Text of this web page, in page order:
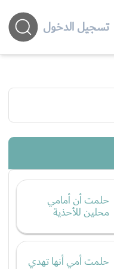
تسجيل الدخول
حلمت أن أمامي
محلين للأحذية
حلمت أمي أنها تهدي